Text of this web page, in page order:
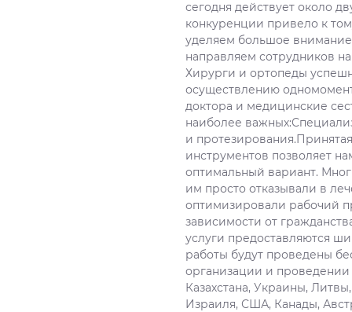
сегодня действует около
конкуренции привело к
уделяем большое
направляем сотрудников
Хирурги и ортопеды
осуществлению
доктора и медицинские
наиболее
и
инструментов позволяет
оптимальный вариант.
им просто отказывали в
оптимизировали рабочий
зависимости от
услуги предоставляются
работы будут проведены
организации и
Казахстана, Украины,
Израиля, США, Канады,